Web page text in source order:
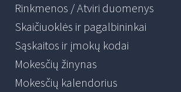
Rinkmenos / Atviri duomenys
Skaičiuoklės ir pagalbininkai
Sąskaitos ir įmokų kodai
Mokesčių žinynas
Mokesčių kalendorius